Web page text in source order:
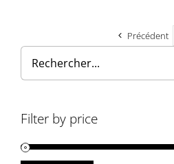
Précédent
Filter by price